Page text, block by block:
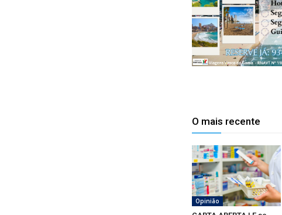
O mais recente
Opinião